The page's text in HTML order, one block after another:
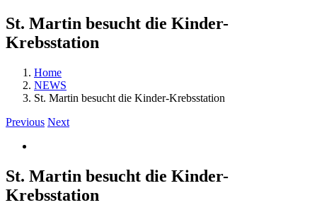
St. Martin besucht die Kinder-
Krebsstation
Home
NEWS
St. Martin besucht die Kinder-Krebsstation
Previous Next
Image
St. Martin besucht die Kinder-
Krebsstation